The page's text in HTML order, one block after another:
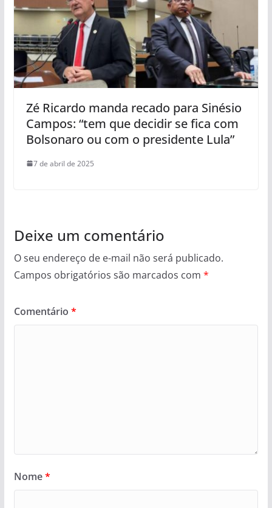
Zé Ricardo manda recado para Sinésio
Campos: “tem que decidir se fica com
Bolsonaro ou com o presidente Lula”
7 de abril de 2025
Deixe um comentário
O seu endereço de e-mail não será publicado.
Campos obrigatórios são marcados com *
Comentário *
Nome*